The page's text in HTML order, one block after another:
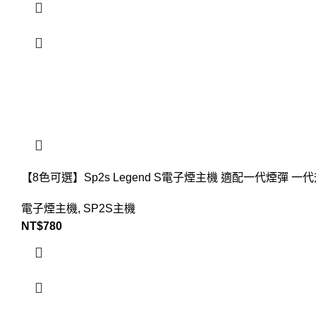
【8色可選】Sp2s Legend S電子煙主機 適配一代煙彈 一
電子煙主機, SP2S主機
NT$780